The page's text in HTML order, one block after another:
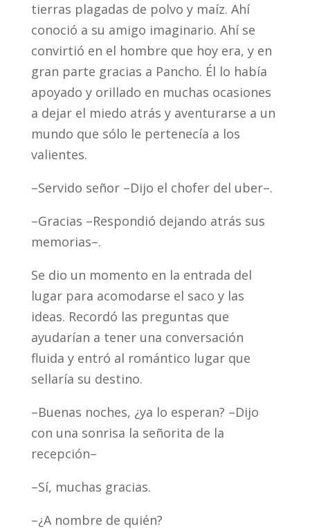
tierras plagadas de polvo y maíz. Ahí
conoció a su amigo imaginario. Ahí se
convirtió en el hombre que hoy era, y en
gran parte gracias a Pancho. Él lo había
apoyado y orillado en muchas ocasiones
a dejar el miedo atrás y aventurarse a un
mundo que sólo le pertenecía a los
valientes.
–Servido señor –Dijo el chofer del uber–.
–Gracias –Respondió dejando atrás sus
memorias–.
Se dio un momento en la entrada del
lugar para acomodarse el saco y las
ideas. Recordó las preguntas que
ayudarían a tener una conversación
fluida y entró al romántico lugar que
sellaría su destino.
–Buenas noches, ¿ya lo esperan? –Dijo
con una sonrisa la señorita de la
recepción–
–Sí, muchas gracias.
–¿A nombre de quién?